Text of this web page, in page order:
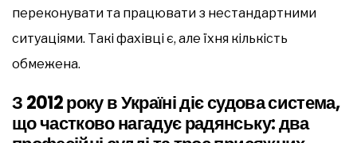
переконувати та працювати з нестандартними
ситуаціями. Такі фахівці є, але їхня кількість
обмежена.
З 2012 року в Україні діє судова система,
що частково нагадує радянську: два